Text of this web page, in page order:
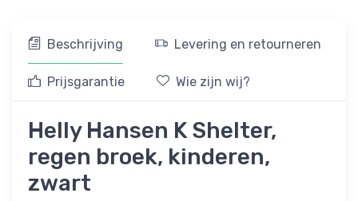
Beschrijving Levering en retourneren
Prijsgarantie Wie zijn wij?
Helly Hansen K Shelter,
regen broek, kinderen,
zwart